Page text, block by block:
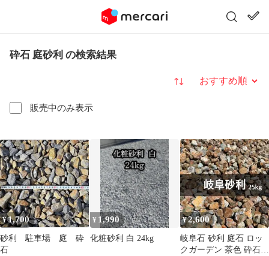
砕石 庭砂利 の検索結果
販売中のみ表示
並び替え
¥1,700
砂利 駐車場 庭 砕
石
¥ 1,990
化粧砂利 白 24kg
¥2,600
岐阜石 砂利 庭石 ロッ
クガーデン 茶色 砕石